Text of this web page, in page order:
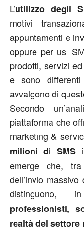
L’utilizzo degli
motivi
appuntamenti e
oppure per usi
prodotti, servizi
e sono
avvalgono di
Secondo
piattaforma che
marketing &
milioni di SMS
emerge che,
dell’invio
distinguono,
professionisti,
realtà del settore